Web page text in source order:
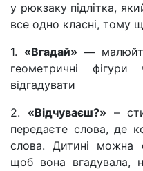
у рюкзаку підлітка,
все одно класні, тому
1. «Вгадай» —
геометричні
відгадувати
2. «Відчуваєш?» –
передаєте слова, де
слова. Дитині можна
щоб вона вгадувала,